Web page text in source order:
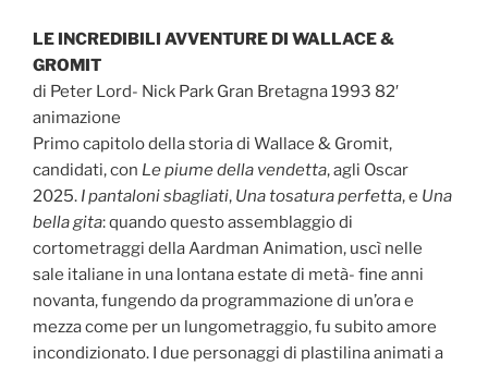
LE INCREDIBILI AVVENTURE DI WALLACE &
GROMIT
di Peter Lord- Nick Park Gran Bretagna 1993 82′
animazione
Primo capitolo della storia di Wallace & Gromit,
candidati, con Le piume della vendetta, agli Oscar
2025. I pantaloni sbagliati, Una tosatura perfetta, e Una
bella gita: quando questo assemblaggio di
cortometraggi della Aardman Animation, uscì nelle
sale italiane in una lontana estate di metà- fine anni
novanta, fungendo da programmazione di un’ora e
mezza come per un lungometraggio, fu subito amore
incondizionato. I due personaggi di plastilina animati a